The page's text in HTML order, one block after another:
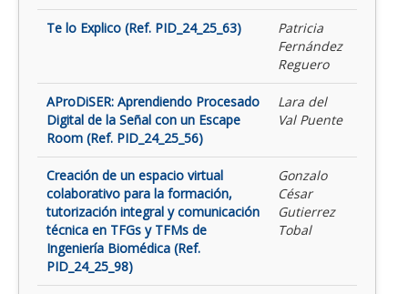
Te lo Explico (Ref. PID_24_25_63)
Patricia
Fernández
Reguero
AProDiSER: Aprendiendo Procesado
Digital de la Señal con un Escape
Room (Ref. PID_24_25_56)
Lara del
Val Puente
Creación de un espacio virtual
colaborativo para la formación,
tutorización integral y comunicación
técnica en TFGs y TFMs de
Ingeniería Biomédica (Ref.
PID_24_25_98)
Gonzalo
César
Gutierrez
Tobal